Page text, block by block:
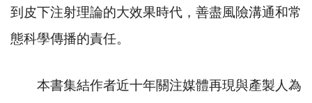
到皮下注射理論的大效果時代，善盡風險溝通和常
態科學傳播的責任。
本書集結作者近十年關注媒體再現與產製人為